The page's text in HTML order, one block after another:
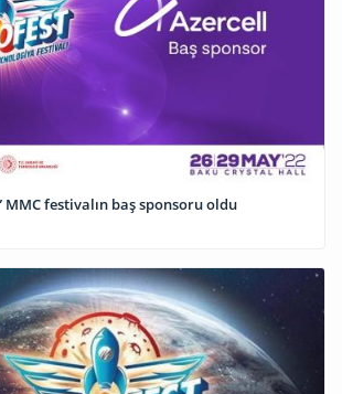
“Azercell Telekom” MMC festivalın baş sponsoru oldu